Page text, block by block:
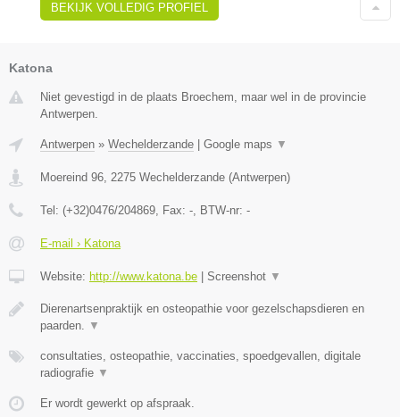
BEKIJK VOLLEDIG PROFIEL
Katona
Niet gevestigd in de plaats Broechem, maar wel in de provincie
Antwerpen.
Antwerpen » Wechelderzande Google maps ▼
Moereind 96, 2275 Wechelderzande (Antwerpen)
Tel: (+32)0476/204869, Fax: -, BTW-nr: -
E-mail › Katona
Website: http://www.katona.be Screenshot ▼
Dierenartsenpraktijk en osteopathie voor gezelschapsdieren en
paarden. ▼
consultaties, osteopathie, vaccinaties, spoedgevallen, digitale
radiografie ▼
Er wordt gewerkt op afspraak.